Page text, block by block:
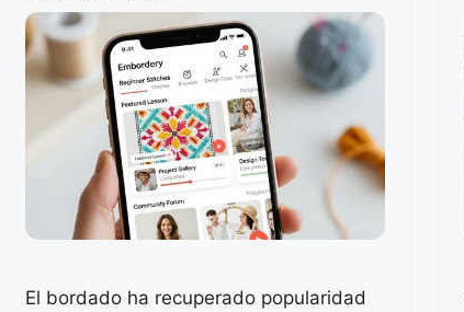
El bordado ha recuperado popularidad